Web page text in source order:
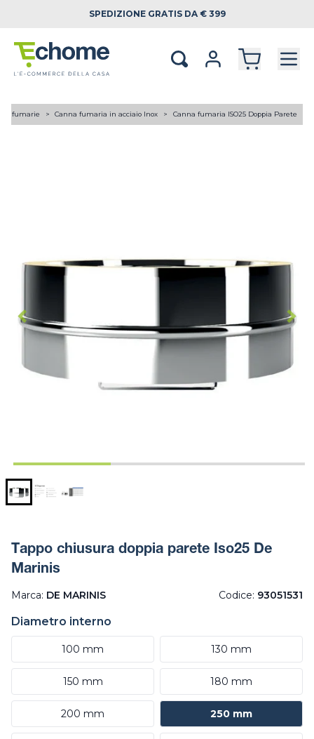
SPEDIZIONE GRATIS DA € 399
fumarie Canna fumaria in acciaio Inox Canna fumaria ISO25 Doppia Parete
Tappo chiusura doppia parete Iso25 De
Marinis
Marca: DE MARINIS Codice: 93051531
Diametro interno
100 mm 130 mm
150 mm 180 mm
200 mm 250 mm